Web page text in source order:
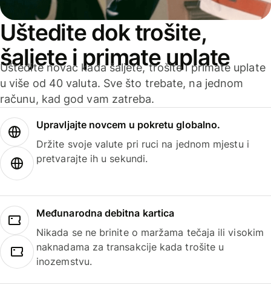
Uštedite dok trošite,
šaljete i primate uplate
Uštedite novac kada šaljete, trošite i primate uplate
u više od 40 valuta. Sve što trebate, na jednom
računu, kad god vam zatreba.
Upravljajte novcem u pokretu globalno.
Držite svoje valute pri ruci na jednom mjestu i
pretvarajte ih u sekundi.
Međunarodna debitna kartica
Nikada se ne brinite o maržama tečaja ili visokim
naknadama za transakcije kada trošite u
inozemstvu.